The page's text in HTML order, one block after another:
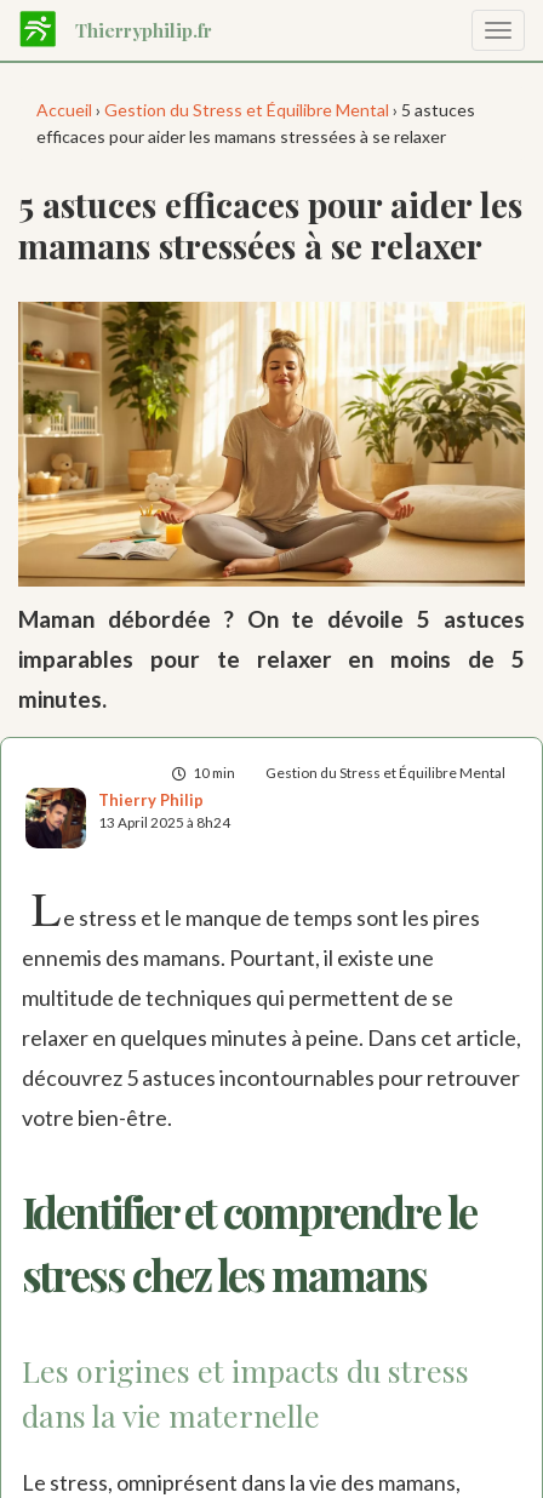
Aller
contenu
Thierryphilip.fr
la
Accueil › Gestion du Stress et Équilibre Mental › 5 astuces
efficaces pour aider les mamans stressées à se relaxer
5 astuces efficaces pour aider les
mamans stressées à se relaxer
Maman débordée ? On te dévoile 5 astuces
imparables pour te relaxer en moins de 5
minutes.
10 min Gestion du Stress et Équilibre Mental
Thierry Philip
13 April 2025 à 8h24
Le stress et le manque de temps sont les pires
ennemis des mamans. Pourtant, il existe une
multitude de techniques qui permettent de se
relaxer en quelques minutes à peine. Dans cet article,
découvrez 5 astuces incontournables pour retrouver
votre bien-être.
Identifier et comprendre le
stress chez les mamans
Les origines et impacts du stress
dans la vie maternelle
Le stress, omniprésent dans la vie des mamans,